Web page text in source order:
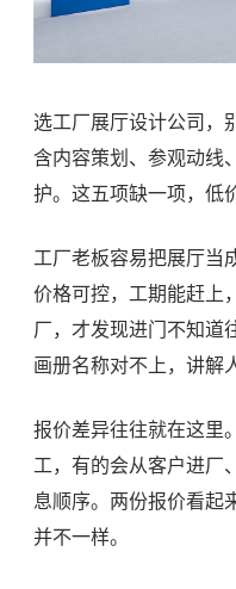
选工厂展厅设计公司，
含内容策划、参观动线
护。这五项缺一项，低
工厂老板容易把展厅当
价格可控，工期能赶上
厂，才发现进门不知道
画册名称对不上，讲解
报价差异往往就在这里
工，有的会从客户进厂
息顺序。两份报价看起
并不一样。